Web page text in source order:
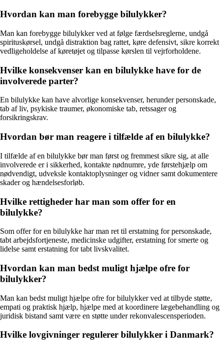
Hvordan kan man forebygge bilulykker?
Man kan forebygge bilulykker ved at følge færdselsreglerne, undgå
spirituskørsel, undgå distraktion bag rattet, køre defensivt, sikre korrekt
vedligeholdelse af køretøjet og tilpasse kørslen til vejrforholdene.
Hvilke konsekvenser kan en bilulykke have for de
involverede parter?
En bilulykke kan have alvorlige konsekvenser, herunder personskade,
tab af liv, psykiske traumer, økonomiske tab, retssager og
forsikringskrav.
Hvordan bør man reagere i tilfælde af en bilulykke?
I tilfælde af en bilulykke bør man først og fremmest sikre sig, at alle
involverede er i sikkerhed, kontakte nødnumre, yde førstehjælp om
nødvendigt, udveksle kontaktoplysninger og vidner samt dokumentere
skader og hændelsesforløb.
Hvilke rettigheder har man som offer for en
bilulykke?
Som offer for en bilulykke har man ret til erstatning for personskade,
tabt arbejdsfortjeneste, medicinske udgifter, erstatning for smerte og
lidelse samt erstatning for tabt livskvalitet.
Hvordan kan man bedst muligt hjælpe ofre for
bilulykker?
Man kan bedst muligt hjælpe ofre for bilulykker ved at tilbyde støtte,
empati og praktisk hjælp, hjælpe med at koordinere lægebehandling og
juridisk bistand samt være en støtte under rekonvalescensperioden.
Hvilke lovgivninger regulerer bilulykker i Danmark?